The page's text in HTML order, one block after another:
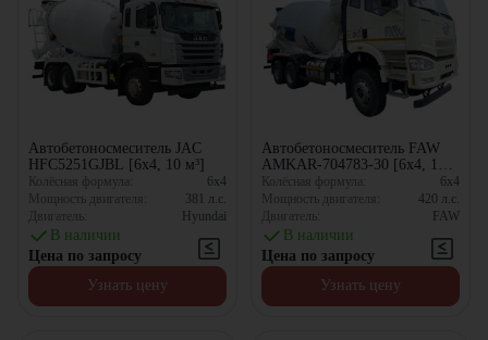
Автобетоносмеситель JAC
HFC5251GJBL [6x4, 10 м³]
Колёсная формула:
6x4
Мощность двигателя:
381 л.с.
Двигатель:
Hyundai
В наличии
Цена по запросу
Узнать цену
Автобетоносмеситель FAW
AMKAR-704783-30 [6x4, 10
м³]
Колёсная формула:
6x4
Мощность двигателя:
420 л.с.
Двигатель:
FAW
В наличии
Цена по запросу
Узнать цену